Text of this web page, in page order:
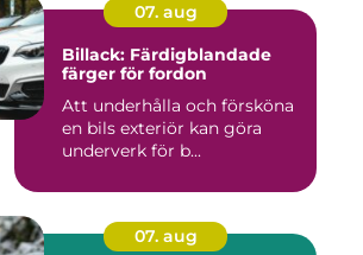
07. aug
Billack: Färdigblandade
färger för fordon
Att underhålla och försköna
en bils exteriör kan göra
underverk för b...
07. aug